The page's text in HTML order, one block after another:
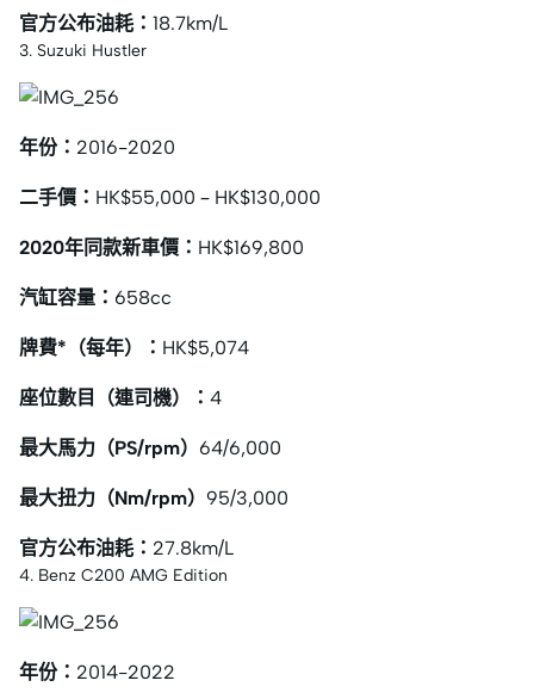
官方公布油耗： 18.7km/L
3. Suzuki Hustler
年份： 2016-2020
二手價： HK$55,000 – HK$130,000
2020年同款新車價： HK$169,800
汽缸容量： 658cc
牌費*（每年）： HK$5,074
座位數目（連司機）： 4
最大馬力（PS/rpm） 64/6,000
最大扭力（Nm/rpm） 95/3,000
官方公布油耗： 27.8km/L
4. Benz C200 AMG Edition
年份： 2014-2022